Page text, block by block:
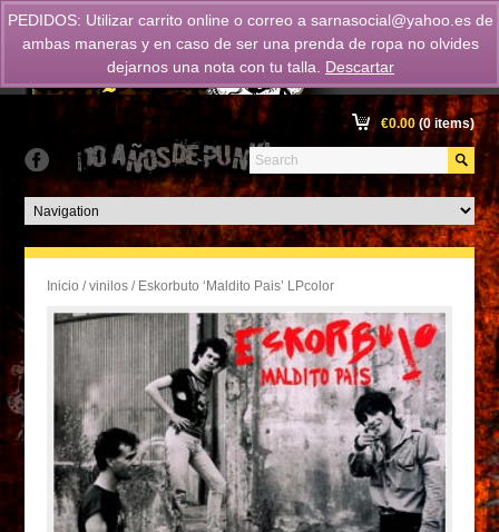
€0.00(0 items)
Inicio /vinilos / Eskorbuto ‘Maldito Pais’ LPcolor
PEDIDOS: Utilizar carrito online o correo a sarnasocial@yahoo.es de
ambas maneras y en caso de ser una prenda de ropa no olvides
dejarnos una nota con tu talla.
Descartar